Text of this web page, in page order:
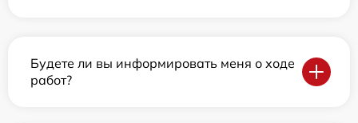
Будете ли вы информировать меня о ходе
работ?